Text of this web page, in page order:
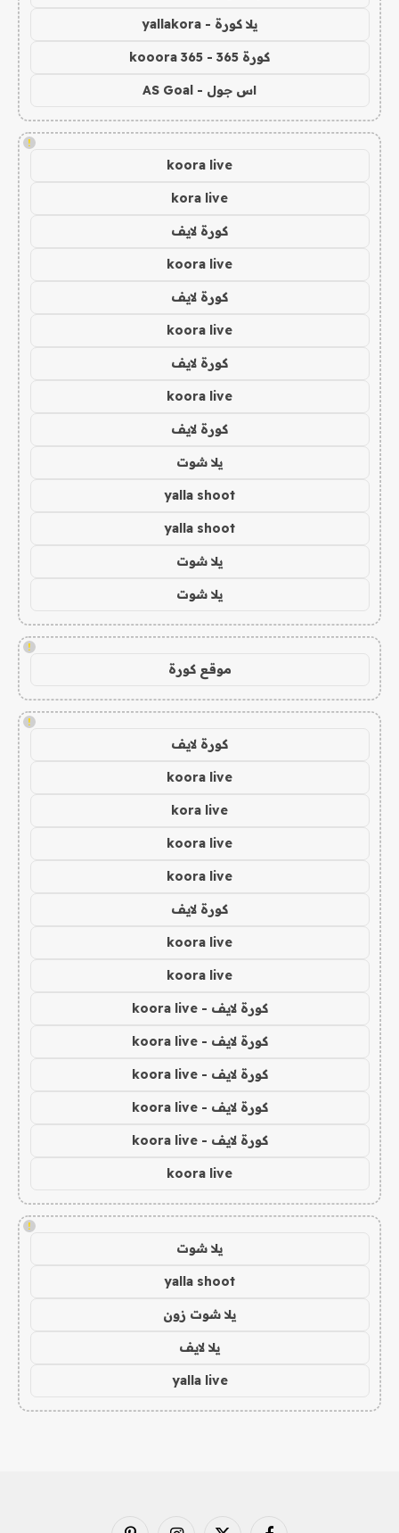
يلا كورة - yallakora
كورة 365 - kooora 365
اس جول - AS Goal
!
koora live
kora live
كورة لايف
koora live
كورة لايف
koora live
كورة لايف
koora live
كورة لايف
يلا شوت
yalla shoot
yalla shoot
يلا شوت
يلا شوت
!
موقع كورة
!
كورة لايف
koora live
kora live
koora live
koora live
كورة لايف
koora live
koora live
كورة لايف - koora live
كورة لايف - koora live
كورة لايف - koora live
كورة لايف - koora live
كورة لايف - koora live
koora live
!
يلا شوت
yalla shoot
يلا شوت زون
يلا لايف
yalla live